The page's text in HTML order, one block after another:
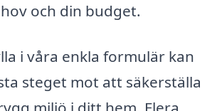
och din budget.
i våra enkla formulär kan
steget mot att säkerställa